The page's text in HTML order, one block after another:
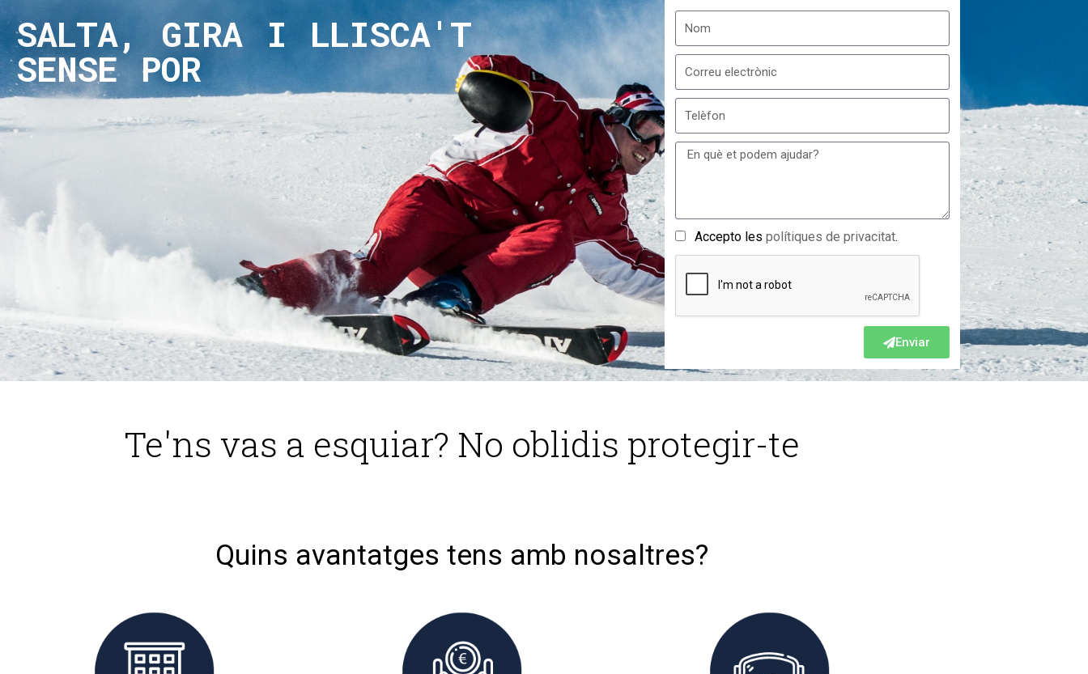
SALTA, GIRA I LLISCA'T
SENSE POR
Accepto lespolítiques de privacitat.
Enviar
Te'ns vas a esquiar? No oblidis protegir-te
Quins avantatges tens amb nosaltres?